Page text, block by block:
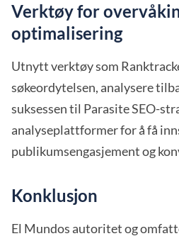
Verktøy for
optimalisering
Utnytt verktøy som
søkeordytelsen, analysere
suksessen til Parasite SEO-
analyseplattformer for å få
publikumsengasjement og
Konklusjon
El Mundos autoritet og